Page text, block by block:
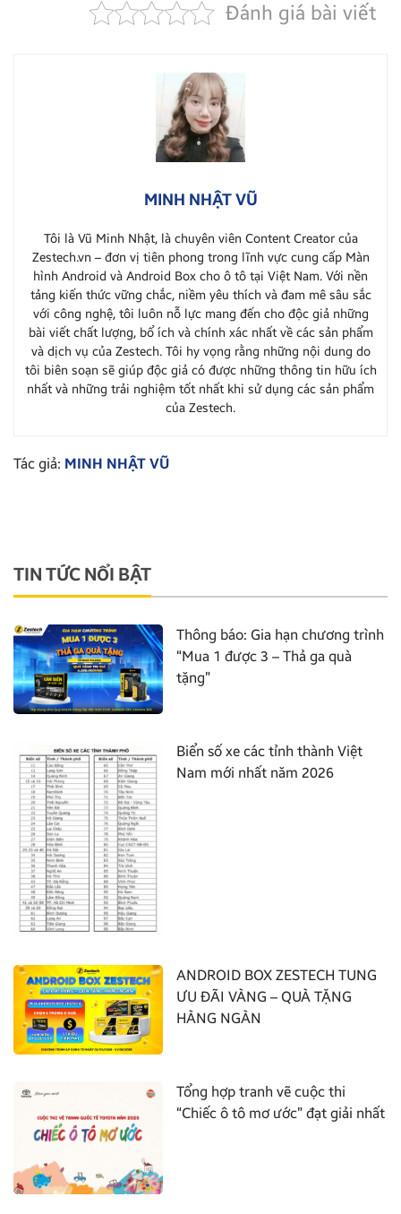
Đánh giá bài viết
MINH NHẬT VŨ
Tôi là Vũ Minh Nhật, là chuyên viên Content Creator của
Zestech.vn – đơn vị tiên phong trong lĩnh vực cung cấp Màn
hình Android và Android Box cho ô tô tại Việt Nam. Với nền
tảng kiến thức vững chắc, niềm yêu thích và đam mê sâu sắc
với công nghệ, tôi luôn nỗ lực mang đến cho độc giả những
bài viết chất lượng, bổ ích và chính xác nhất về các sản phẩm
và dịch vụ của Zestech. Tôi hy vọng rằng những nội dung do
tôi biên soạn sẽ giúp độc giả có được những thông tin hữu ích
nhất và những trải nghiệm tốt nhất khi sử dụng các sản phẩm
của Zestech.
Tác giả: MINH NHẬT VŨ
TIN TỨC NỔI BẬT
Thông báo: Gia hạn chương trình
“Mua 1 được 3 – Thả ga quà
tặng”
Biển số xe các tỉnh thành Việt
Nam mới nhất năm 2026
ANDROID BOX ZESTECH TUNG
ƯU ĐÃI VÀNG – QUÀ TẶNG
HÀNG NGÀN
Tổng hợp tranh vẽ cuộc thi
“Chiếc ô tô mơ ước” đạt giải nhất